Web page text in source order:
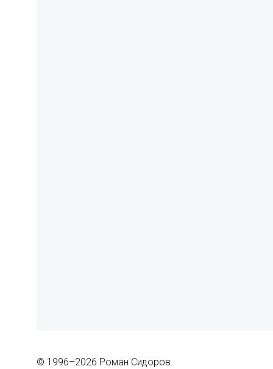
© 1996–2026 Роман Сидоров